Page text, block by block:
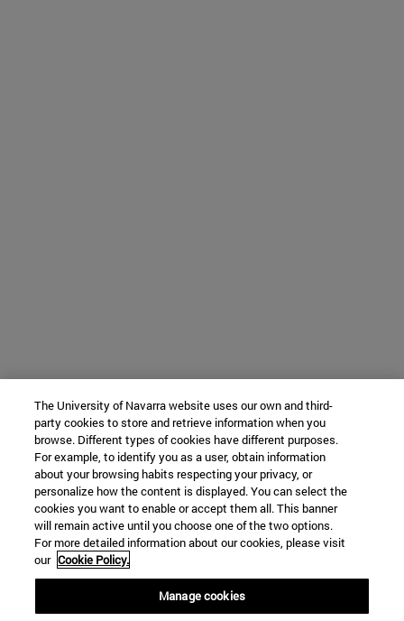
The University of Navarra website uses our own and third-
party cookies to store and retrieve information when you
browse. Different types of cookies have different purposes.
For example, to identify you as a user, obtain information
about your browsing habits respecting your privacy, or
personalize how the content is displayed. You can select the
cookies you want to enable or accept them all. This banner
will remain active until you choose one of the two options.
For more detailed information about our cookies, please visit
our Cookie Policy.
Manage cookies